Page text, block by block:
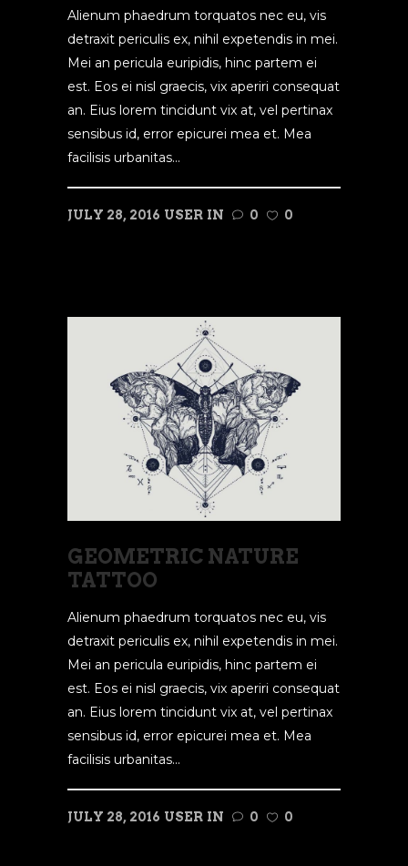
Alienum phaedrum torquatos nec eu, vis
detraxit periculis ex, nihil expetendis in mei.
Mei an pericula euripidis, hinc partem ei
est. Eos ei nisl graecis, vix aperiri consequat
an. Eius lorem tincidunt vix at, vel pertinax
sensibus id, error epicurei mea et. Mea
facilisis urbanitas...
JULY 28, 2016 USER IN 0
0
GEOMETRIC NATURE
TATTOO
Alienum phaedrum torquatos nec eu, vis
detraxit periculis ex, nihil expetendis in mei.
Mei an pericula euripidis, hinc partem ei
est. Eos ei nisl graecis, vix aperiri consequat
an. Eius lorem tincidunt vix at, vel pertinax
sensibus id, error epicurei mea et. Mea
facilisis urbanitas...
JULY 28, 2016 USER IN 0
0